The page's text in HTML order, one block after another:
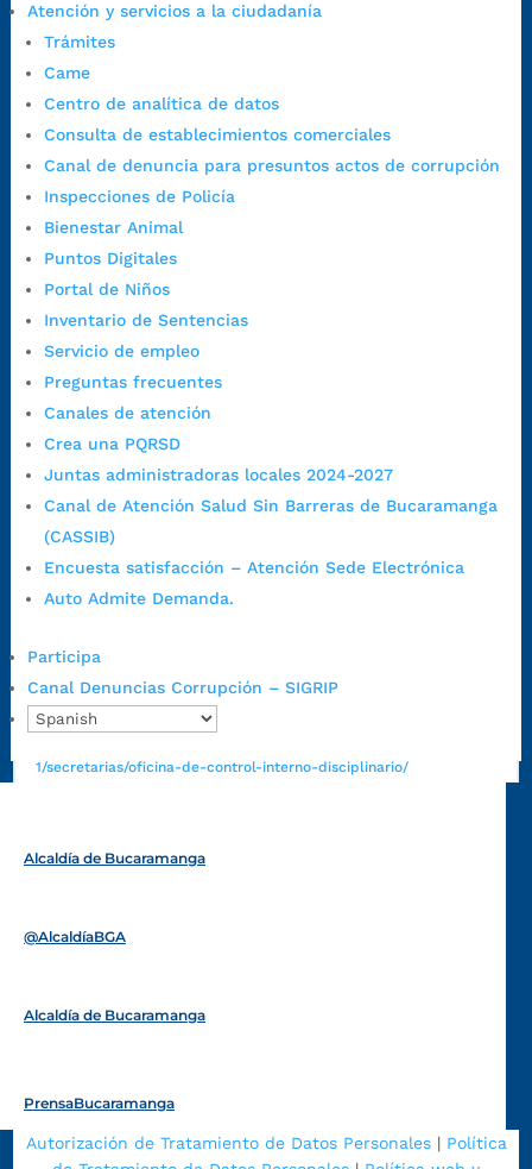
Atención y servicios a la ciudadanía
Trámites
Came
Centro de analítica de datos
Consulta de establecimientos comerciales
Canal de denuncia para presuntos actos de corrupción
Inspecciones de Policía
Bienestar Animal
Puntos Digitales
Portal de Niños
Inventario de Sentencias
Servicio de empleo
Preguntas frecuentes
Canales de atención
Crea una PQRSD
Juntas administradoras locales 2024-2027
Canal de Atención Salud Sin Barreras de Bucaramanga
(CASSIB)
Encuesta satisfacción – Atención Sede Electrónica
Auto Admite Demanda.
Participa
Canal Denuncias Corrupción – SIGRIP
Dirección Fase II:
7:00 a.m. a 5:00 p.m., con 30 minutos de descanso al medio día.
Horario de Atención CAME (Central):
Viernes: 7:00 a.m. a 5:00 p.m. en Jornada Continua con
Carrera 12 #16N-84 del barrio Kennedy.
Horario habitual de lunes a viernes en
Teléfono Conmutador:
Correo de notificaciones
Radique aquí su queja disciplinaria:
https://www.bucaramanga.gov.co/gobierno-ciudadanos-
1/secretarias/oficina-de-control-interno-disciplinario/
Alcaldía de Bucaramanga
@AlcaldíaBGA
Alcaldía de Bucaramanga
PrensaBucaramanga
Autorización de Tratamiento de Datos Personales| Política